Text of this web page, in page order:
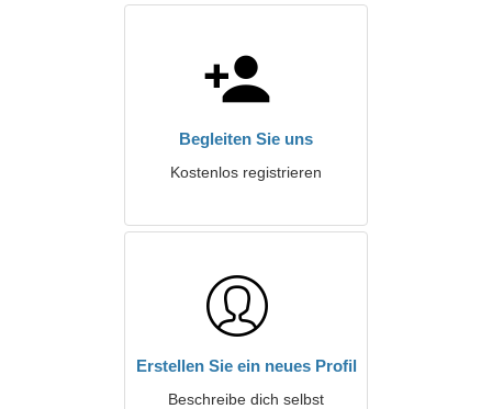
Begleiten Sie uns
Kostenlos registrieren
Erstellen Sie ein neues Profil
Beschreibe dich selbst